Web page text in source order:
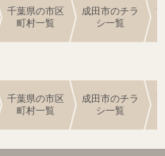
千葉県の市区
町村一覧
成田市のチラ
シ一覧
千葉県の市区
町村一覧
成田市のチラ
シ一覧